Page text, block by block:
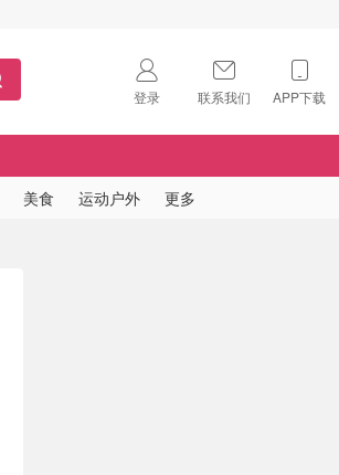
登录 联系我们 APP下载
🇺🇸
美食 运动户外 更多